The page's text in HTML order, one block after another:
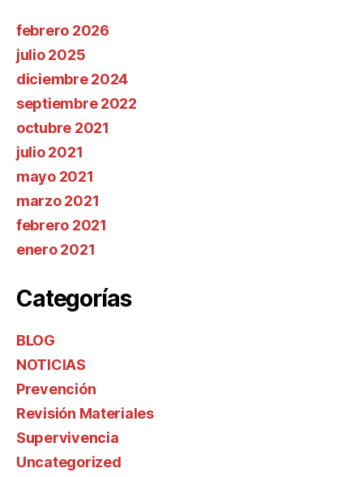
febrero 2026
julio 2025
diciembre 2024
septiembre 2022
octubre 2021
julio 2021
mayo 2021
marzo 2021
febrero 2021
enero 2021
Categorías
BLOG
NOTICIAS
Prevención
Revisión Materiales
Supervivencia
Uncategorized